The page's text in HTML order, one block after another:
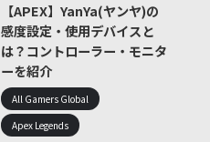
【APEX】YanYa(ヤンヤ)の
感度設定・使用デバイスと
は？コントローラー・モニタ
ーを紹介
All Gamers Global
Apex Legends